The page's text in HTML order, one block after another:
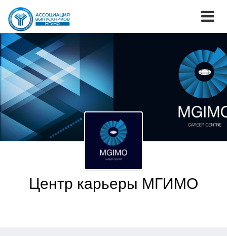
Центр карьеры МГИМО